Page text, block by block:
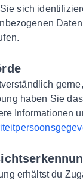
sich
haben Sie
Informationen
erhältst du